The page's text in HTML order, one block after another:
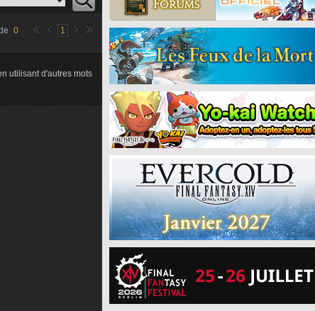
0 1
utilisant d'autres mots